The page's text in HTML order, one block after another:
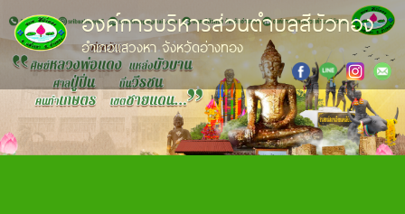
องค์การบริหารส่วนตำบลสีบัวทอง
อำเภอแสวงหา จังหวัดอ่างทอง